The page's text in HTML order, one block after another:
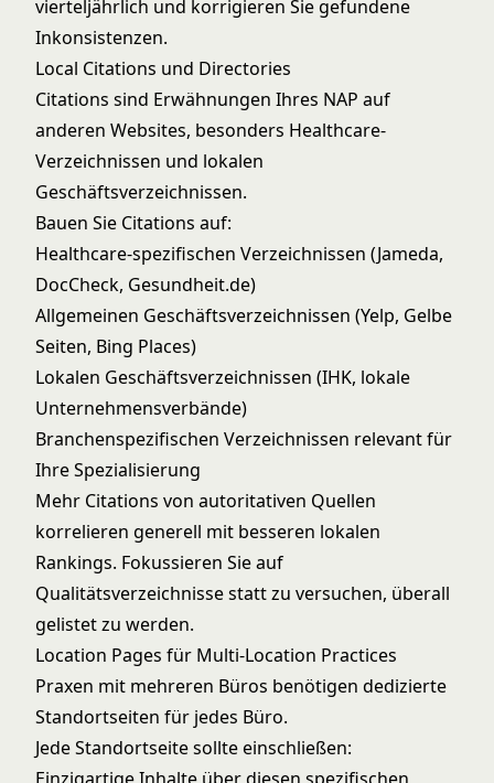
vierteljährlich und korrigieren Sie gefundene
Inkonsistenzen.
Local Citations und Directories
Citations sind Erwähnungen Ihres NAP auf
anderen Websites, besonders Healthcare-
Verzeichnissen und lokalen
Geschäftsverzeichnissen.
Bauen Sie Citations auf:
Healthcare-spezifischen Verzeichnissen (Jameda,
DocCheck, Gesundheit.de)
Allgemeinen Geschäftsverzeichnissen (Yelp, Gelbe
Seiten, Bing Places)
Lokalen Geschäftsverzeichnissen (IHK, lokale
Unternehmensverbände)
Branchenspezifischen Verzeichnissen relevant für
Ihre Spezialisierung
Mehr Citations von autoritativen Quellen
korrelieren generell mit besseren lokalen
Rankings. Fokussieren Sie auf
Qualitätsverzeichnisse statt zu versuchen, überall
gelistet zu werden.
Location Pages für Multi-Location Practices
Praxen mit mehreren Büros benötigen dedizierte
Standortseiten für jedes Büro.
Jede Standortseite sollte einschließen: